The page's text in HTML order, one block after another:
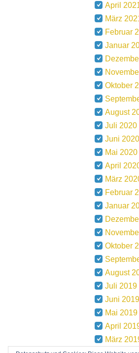
April
März
Februar
Januar
Oktober
August
Juli 2020
Juni 2020
Mai 2020
April
März
Februar
Januar
Oktober
August
Juli 2019
Juni 2019
Mai 2019
April
März